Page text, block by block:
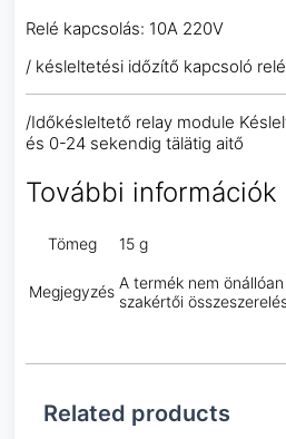
Relé kapcsolás: 10A 220V
/ késleltetési időzítő kapcsoló relé
/Időkésleltető relay module
és 0-24 sekendig tälätig aitő
További információk
Tömeg 15 g
Megjegyzés A termék nem
szakértői
Related products